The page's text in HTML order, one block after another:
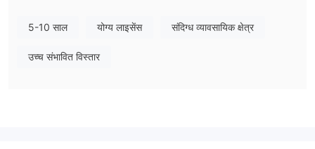
5-10 साल योग्य लाइसेंस संदिग्ध व्यावसायिक क्षेत्र
उच्च संभावित विस्तार